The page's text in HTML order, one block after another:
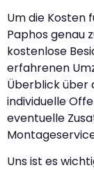
Um die Kosten
Paphos genau
kostenlose
erfahrenen
Überblick über
individuelle
eventuelle
Uns ist es